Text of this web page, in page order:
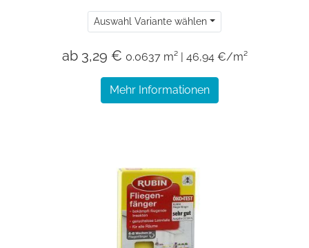
Auswahl Variante wählen
ab 3,29 € 0.0637 m² | 46,94 €/m²
Mehr Informationen